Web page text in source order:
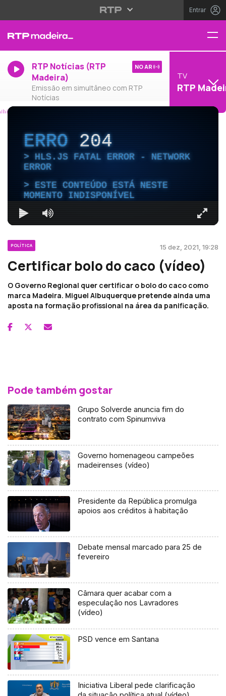
Entrar
RTP Notícias (RTP
Madeira)
Emissão em simultâneo com RTP
Notícias
NO AR
TV
RTP
ERRO204
HLS.JS FATAL ERROR - NETWORK
ERROR
ESTE CONTEÚDO ESTÁ NESTE
MOMENTO INDISPONÍVEL
POLÍTICA 15 dez, 2021, 19:28
Certificar bolo do caco (vídeo)
O Governo Regional quer certificar o bolo do caco como
marca Madeira. Miguel Albuquerque pretende ainda uma
aposta na formação profissional na área da panificação.
Pode também gostar
Grupo Solverde anuncia fim do
contrato com Spinumviva
Governo homenageou campeões
madeirenses (vídeo)
Presidente da República promulga
apoios aos créditos à habitação
Debate mensal marcado para 25 de
fevereiro
Câmara quer acabar com a
especulação nos Lavradores
(vídeo)
PSD vence em Santana
Iniciativa Liberal pede clarificação